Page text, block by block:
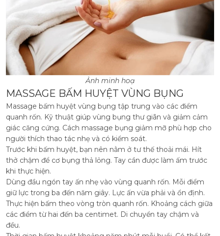
Ảnh minh hoạ
MASSAGE BẤM HUYỆT VÙNG BỤNG
Massage bấm huyệt vùng bụng tập trung vào các điểm
quanh rốn. Kỹ thuật giúp vùng bụng thư giãn và giảm cảm
giác căng cứng. Cách massage bụng giảm mỡ phù hợp cho
người thích thao tác nhẹ và có kiểm soát.
Trước khi bấm huyệt, bạn nên nằm ở tư thế thoải mái. Hít
thở chậm để cơ bụng thả lỏng. Tay cần được làm ấm trước
khi thực hiện.
Dùng đầu ngón tay ấn nhẹ vào vùng quanh rốn. Mỗi điểm
giữ lực trong ba đến năm giây. Lực ấn vừa phải và ổn định.
Thực hiện bấm theo vòng tròn quanh rốn. Khoảng cách giữa
các điểm từ hai đến ba centimet. Di chuyển tay chậm và
đều.